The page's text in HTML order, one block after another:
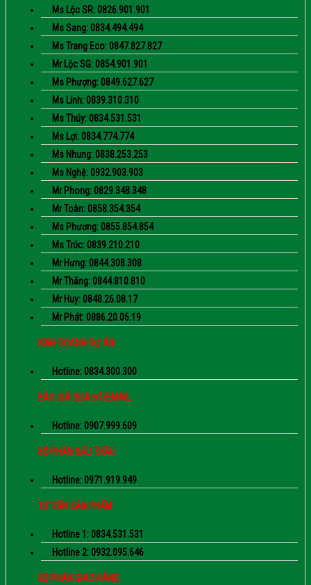
Ms Lộc SR: 0826.901.901
Ms Sang: 0834.494.494
Ms Trang Eco: 0847.827.827
Mr Lộc SG: 0854.901.901
Ms Phượng: 0849.627.627
Ms Linh: 0839.310.310
Ms Thúy: 0834.531.531
Ms Lợi: 0834.774.774
Ms Nhung: 0838.253.253
Ms Nghệ: 0932.903.903
Mr Phong: 0829.348.348
Mr Toàn: 0858.354.354
Ms Phương: 0855.854.854
Ms Trúc: 0839.210.210
Mr Hưng: 0844.308.308
Mr Thắng: 0844.810.810
Mr Huy: 0848.26.08.17
Mr Phát: 0886.20.06.19
KINH DOANH DỰ ÁN
Hotline: 0834.300.300
BÁO GIÁ QUA ĐT/EMAIL
Hotline: 0907.999.609
BỘ PHẬN ĐẤU THẦU
Hotline: 0971.919.949
TƯ VẤN SẢN PHẨM
Hotline 1: 0834.531.531
Hotline 2: 0932.095.646
BỘ PHẬN GIAO HÀNG